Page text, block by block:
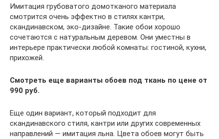
Имитация грубоватого домотканого материала
смотрится очень эффектно в стилях кантри,
скандинавском, эко-дизайне. Такие обои хорошо
сочетаются с натуральным деревом. Они уместны в
интерьере практически любой комнаты: гостиной, кухни,
прихожей.
Смотреть еще варианты обоев под ткань по цене от
990 руб.
Еще один вариант, который подходит для
скандинавского стиля, кантри или других современных
направлений — имитация льна. Цвета обоев могут быть